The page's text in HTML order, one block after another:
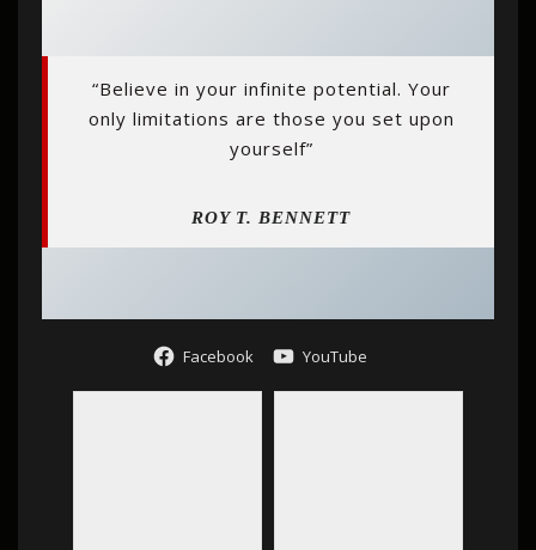
“Believe in your infinite potential. Your
only limitations are those you set upon
yourself”
ROY T. BENNETT
Facebook YouTube